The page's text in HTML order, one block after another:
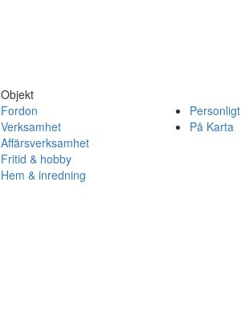
Objekt
Fordon
Verksamhet
Affärsverksamhet
Fritid & hobby
Hem & inredning
Personligt
På Karta